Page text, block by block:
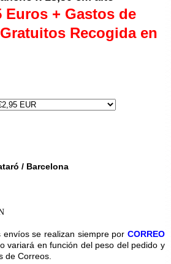
Euros + Gastos de
Recogida en
/ Barcelona
envíos se realizan siempre porCORREO
variará en función del peso del pedido y
de Correos.